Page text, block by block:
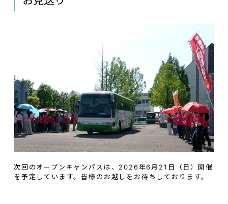
次回のオープンキャンパスは、2026年6月21日（日）開催
を予定しています。皆様のお越しをお待ちしております。